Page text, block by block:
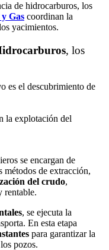
de hidrocarburos, los
Gas coordinan la
yacimientos.
, los
es el descubrimiento de
la explotación del
se encargan de
métodos de extracción,
del crudo,
rentable.
, se ejecuta la
En esta etapa
para garantizar la
pozos.